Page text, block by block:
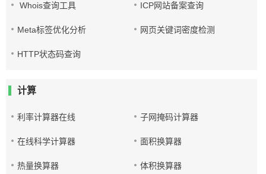
Whois查询工具 ICP网站备案查询
Meta标签优化分析 网页关键词密度检测
HTTP状态码查询
计算
利率计算器在线 子网掩码计算器
在线科学计算器 面积换算器
热量换算器 体积换算器